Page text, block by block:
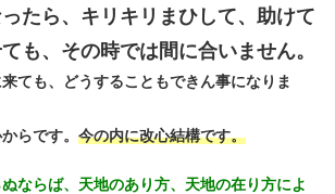
たら、キリキリまひして、助けて
も、その時では間に合いません。
ても、どうすることもできん事になりま
らです。 今の内に改心結構です。
ならば、天地のあり方、天地の在り方によ